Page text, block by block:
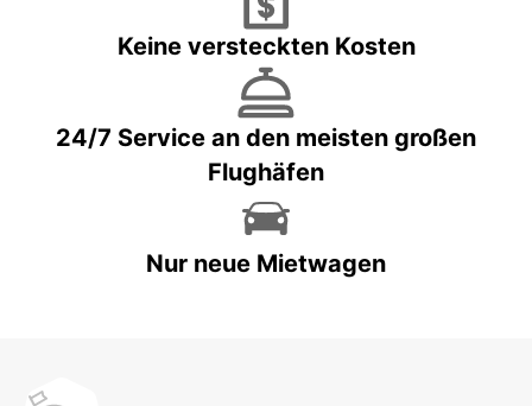
Keine versteckten Kosten
24/7 Service an den meisten großen
Flughäfen
Nur neue Mietwagen